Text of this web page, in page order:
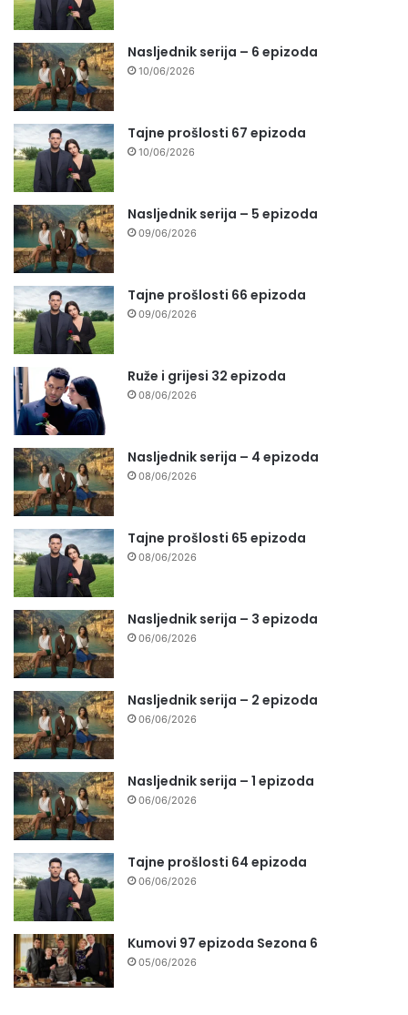
Nasljednik serija – 6 epizoda
10/06/2026
Tajne prošlosti 67 epizoda
10/06/2026
Nasljednik serija – 5 epizoda
09/06/2026
Tajne prošlosti 66 epizoda
09/06/2026
Ruže i grijesi 32 epizoda
08/06/2026
Nasljednik serija – 4 epizoda
08/06/2026
Tajne prošlosti 65 epizoda
08/06/2026
Nasljednik serija – 3 epizoda
06/06/2026
Nasljednik serija – 2 epizoda
06/06/2026
Nasljednik serija – 1 epizoda
06/06/2026
Tajne prošlosti 64 epizoda
06/06/2026
Kumovi 97 epizoda Sezona 6
05/06/2026